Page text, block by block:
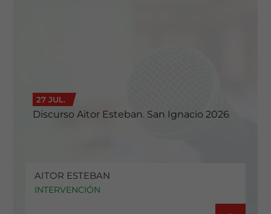
27 JUL.
Discurso Aitor Esteban. San Ignacio 2026
AITOR ESTEBAN
INTERVENCIÓN